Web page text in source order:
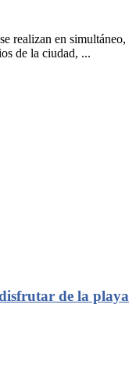
realizan en simultáneo,
de la ciudad, ...
de la playa